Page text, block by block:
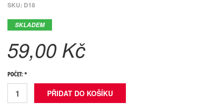
SKU: D18
SKLADEM
59,00 Kč
POČET: *